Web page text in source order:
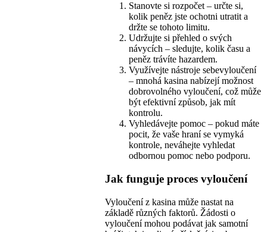
Stanovte si rozpočet – určte si,
kolik peněz jste ochotni utratit a
držte se tohoto limitu.
Udržujte si přehled o svých
návycích – sledujte, kolik času a
peněz trávíte hazardem.
Využívejte nástroje sebevyloučení
– mnohá kasina nabízejí možnost
dobrovolného vyloučení, což může
být efektivní způsob, jak mít
kontrolu.
Vyhledávejte pomoc – pokud máte
pocit, že vaše hraní se vymyká
kontrole, neváhejte vyhledat
odbornou pomoc nebo podporu.
Jak funguje proces vyloučení
Vyloučení z kasina může nastat na
základě různých faktorů. Žádosti o
vyloučení mohou podávat jak samotní